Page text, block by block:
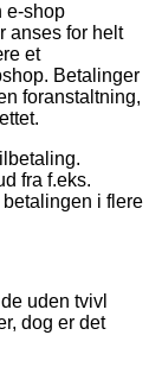
e-shop
anses for helt
et
Betalinger
foranstaltning,
fra f.eks.
i flere
uden tvivl
dog er det